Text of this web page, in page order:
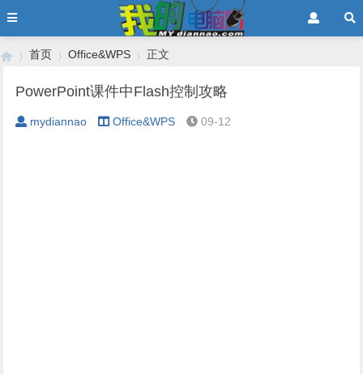
›
首页
›
Office&WPS
›
正文
PowerPoint课件中Flash控制攻略
mydiannao Office&WPS 09-12